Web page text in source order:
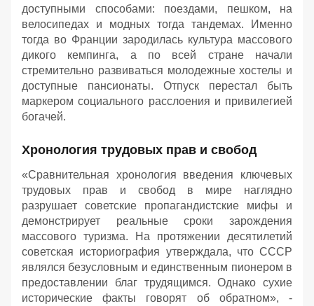
доступными способами: поездами, пешком, на
велосипедах и модных тогда тандемах. Именно
тогда во Франции зародилась культура массового
дикого кемпинга, а по всей стране начали
стремительно развиваться молодежные хостелы и
доступные пансионаты. Отпуск перестал быть
маркером социального расслоения и привилегией
богачей.
Хронология трудовых прав и свобод
«Сравнительная хронология введения ключевых
трудовых прав и свобод в мире наглядно
разрушает советские пропагандистские мифы и
демонстрирует реальные сроки зарождения
массового туризма. На протяжении десятилетий
советская историография утверждала, что СССР
являлся безусловным и единственным пионером в
предоставлении благ трудящимся. Однако сухие
исторические факты говорят об обратном», -